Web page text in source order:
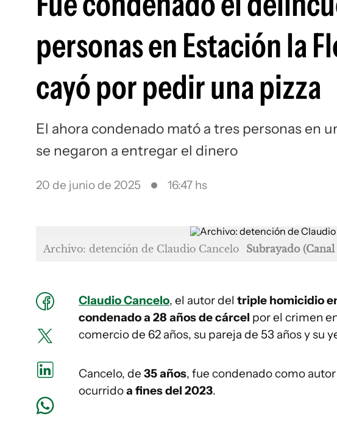
personas en Estación la
cayó por pedir una pizza
El ahora condenado mató a tres personas en
se negaron a entregar el dinero
20 de junio de 2025 16:47 hs
Archivo: detención de Claudio Cancelo Subrayado (Canal
Claudio Cancelo, el autor del triple homicidio
condenado a 28 años de cárcel por el crimen
comercio de 62 años, su pareja de 53 años y su
Cancelo, de 35 años, fue condenado como
ocurridoa fines del 2023.